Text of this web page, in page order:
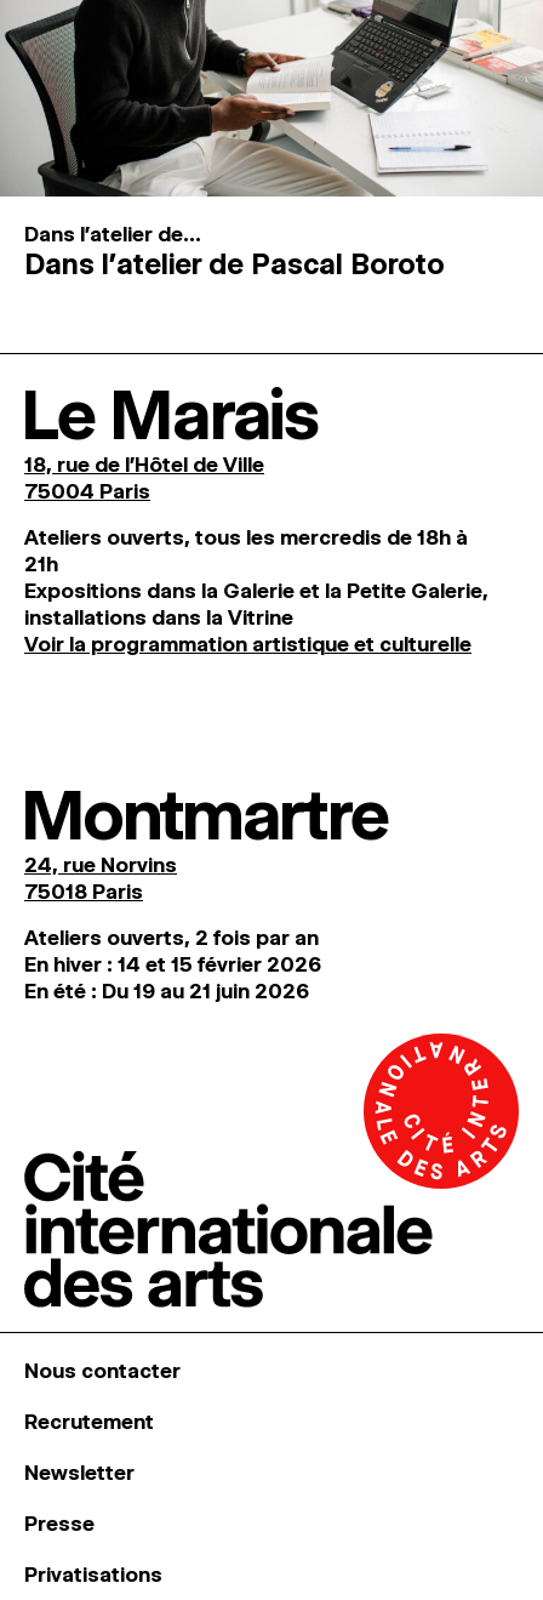
Dans l'atelier de...
Dans l’atelier de Pascal Boroto
Le Marais
18, rue de l'Hôtel de Ville
75004 Paris
Ateliers ouverts, tous les mercredis de 18h à
21h
Expositions dans la Galerie et la Petite Galerie,
installations dans la Vitrine
Voir la programmation artistique et culturelle
Montmartre
24, rue Norvins
75018 Paris
Ateliers ouverts, 2 fois par an
En hiver : 14 et 15 février 2026
En été : Du 19 au 21 juin 2026
Nous contacter
Recrutement
Newsletter
Presse
Privatisations